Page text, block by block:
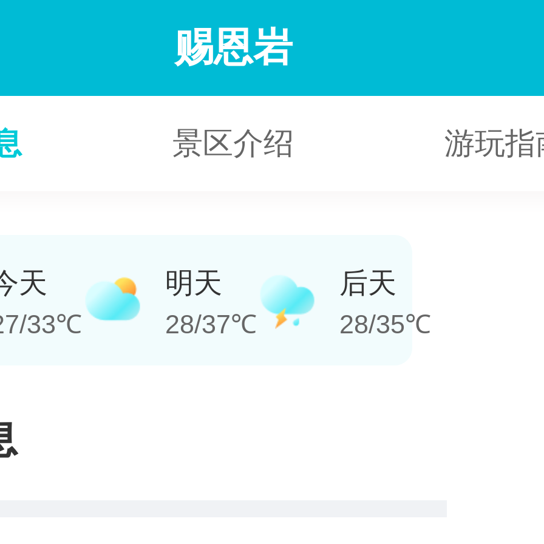
赐恩岩
景区介绍 游玩指
天
33℃
明天
28/37℃
后天
28/35℃